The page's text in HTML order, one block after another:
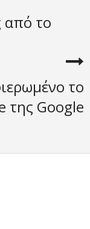
από το
το
της Google